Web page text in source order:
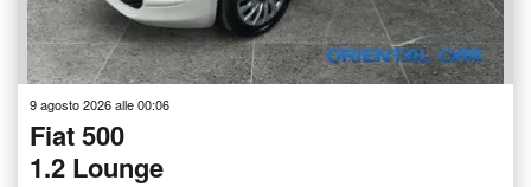
9 agosto 2026 alle 00:06
Fiat 500
1.2 Lounge